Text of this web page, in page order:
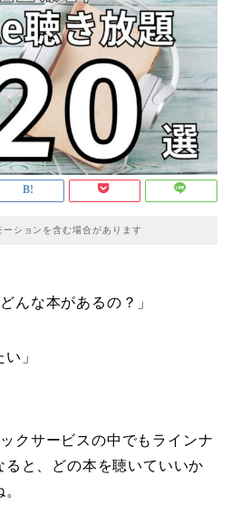
ションを含む場合があります
んな本があるの？」
」
クサービスの中でもラインナ
ると、どの本を聴いていいか